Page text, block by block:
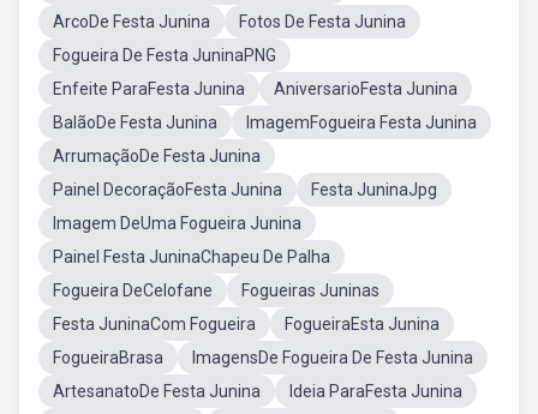
ArcoDe Festa Junina
Fotos De Festa Junina
Fogueira De Festa JuninaPNG
Enfeite ParaFesta Junina
AniversarioFesta Junina
BalãoDe Festa Junina
ImagemFogueira Festa Junina
ArrumaçãoDe Festa Junina
Painel DecoraçãoFesta Junina
Festa JuninaJpg
Imagem DeUma Fogueira Junina
Painel Festa JuninaChapeu De Palha
Fogueira DeCelofane
Fogueiras Juninas
Festa JuninaCom Fogueira
FogueiraEsta Junina
FogueiraBrasa
ImagensDe Fogueira De Festa Junina
ArtesanatoDe Festa Junina
Ideia ParaFesta Junina